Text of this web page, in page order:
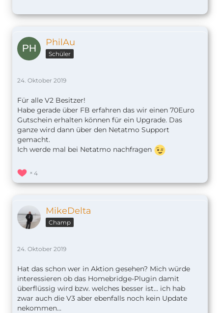
PhilAu
Schüler
24. Oktober 2019
Für alle V2 Besitzer!
Habe gerade über FB erfahren das wir einen 70Euro
Gutschein erhalten können für ein Upgrade. Das
ganze wird dann über den Netatmo Support
gemacht.
Ich werde mal bei Netatmo nachfragen
4
MikeDelta
Champ
24. Oktober 2019
Hat das schon wer in Aktion gesehen? Mich würde
interessieren ob das Homebridge-Plugin damit
überflüssig wird bzw. welches besser ist... ich hab
zwar auch die V3 aber ebenfalls noch kein Update
nekommen...